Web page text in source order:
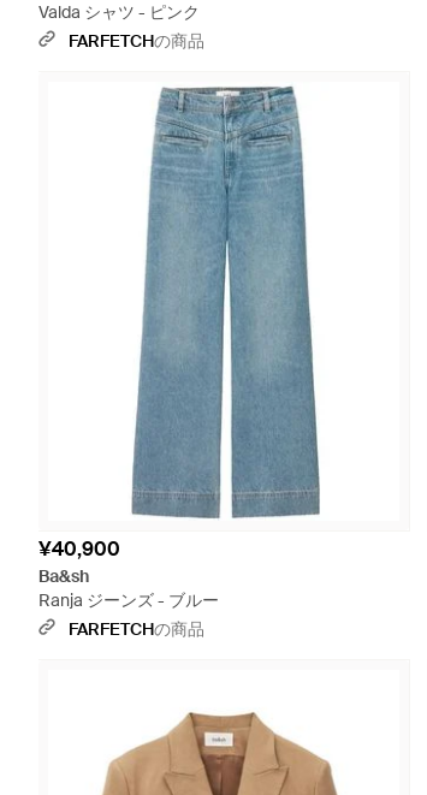
Valda シャツ - ピンク
FARFETCHの商品
¥40,900
Ba&sh
Ranja ジーンズ - ブルー
FARFETCHの商品